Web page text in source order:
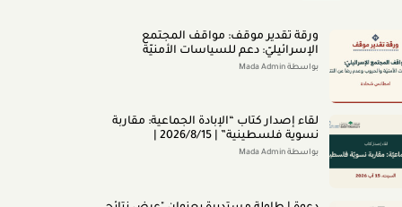
ورقة تقدير موقف: مواقف المجتمع
الإسرائيليّ: دعم للسياسات الأمنيّة
والحروب وعدم رضا عن النتائج (تمّوز 2026)
بواسطة Mada Admin
لقاء إصدار كتاب “اﻹﺑﺎدةّ اﻟﺠﻤﺎﻋﻴﺔ: ﻣﻘﺎرﺑﺔ
ﻧﺴﻮﻳﺔ ﻓﻠﺴﻄﻴﻨﻴﺔ” | 2026/8/15 |
بواسطة Mada Admin